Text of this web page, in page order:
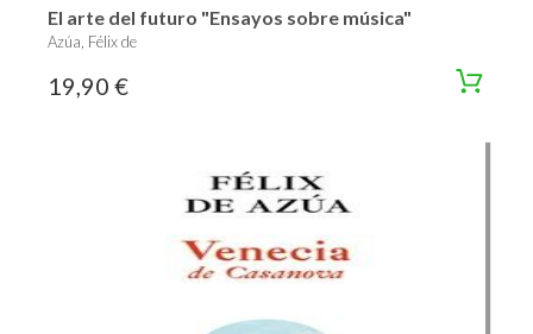
El arte del futuro "Ensayos sobre música"
Azúa, Félix de
19,90 €